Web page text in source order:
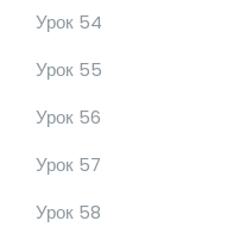
Урок 54
Урок 55
Урок 56
Урок 57
Урок 58